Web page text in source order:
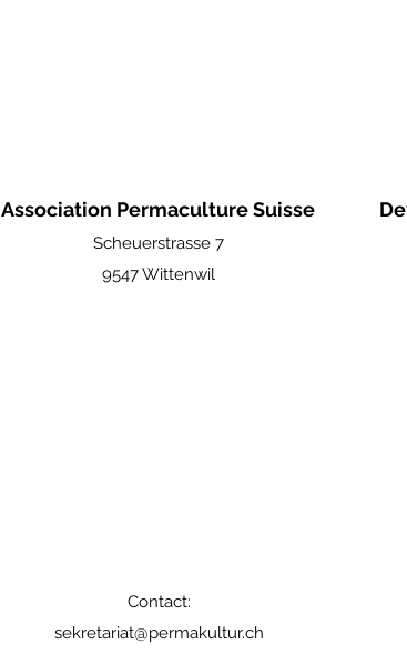
Association Permaculture Suisse
Scheuerstrasse 7
9547 Wittenwil
Contact:
sekretariat@permakultur.ch